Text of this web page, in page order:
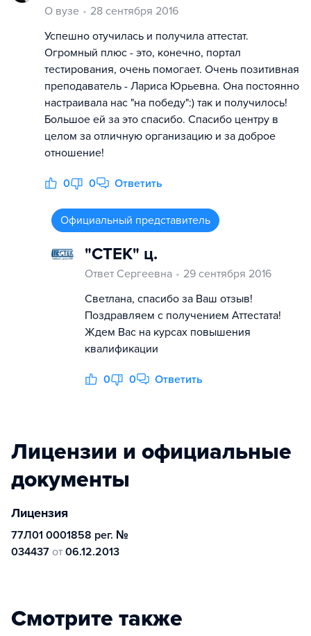
О вузе
28 сентября 2016
Успешно отучилась и получила аттестат.
Огромный плюс - это, конечно, портал
тестирования, очень помогает. Очень позитивная
преподаватель - Лариса Юрьевна. Она постоянно
настраивала нас "на победу":) так и получилось!
Большое ей за это спасибо. Спасибо центру в
целом за отличную организацию и за доброе
отношение!
0 0 Ответить
Официальный представитель
"СТЕК" ц.
Ответ Сергеевна
29 сентября 2016
Светлана, спасибо за Ваш отзыв!
Поздравляем с получением Аттестата!
Ждем Вас на курсах повышения
квалификации
0 0 Ответить
Лицензии и официальные
документы
Лицензия
77Л01 0001858 рег. №
034437 от 06.12.2013
Смотрите также